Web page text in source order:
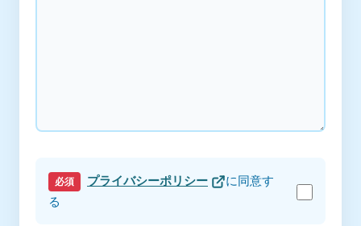
必須 プライバシーポリシー
に同意す
る